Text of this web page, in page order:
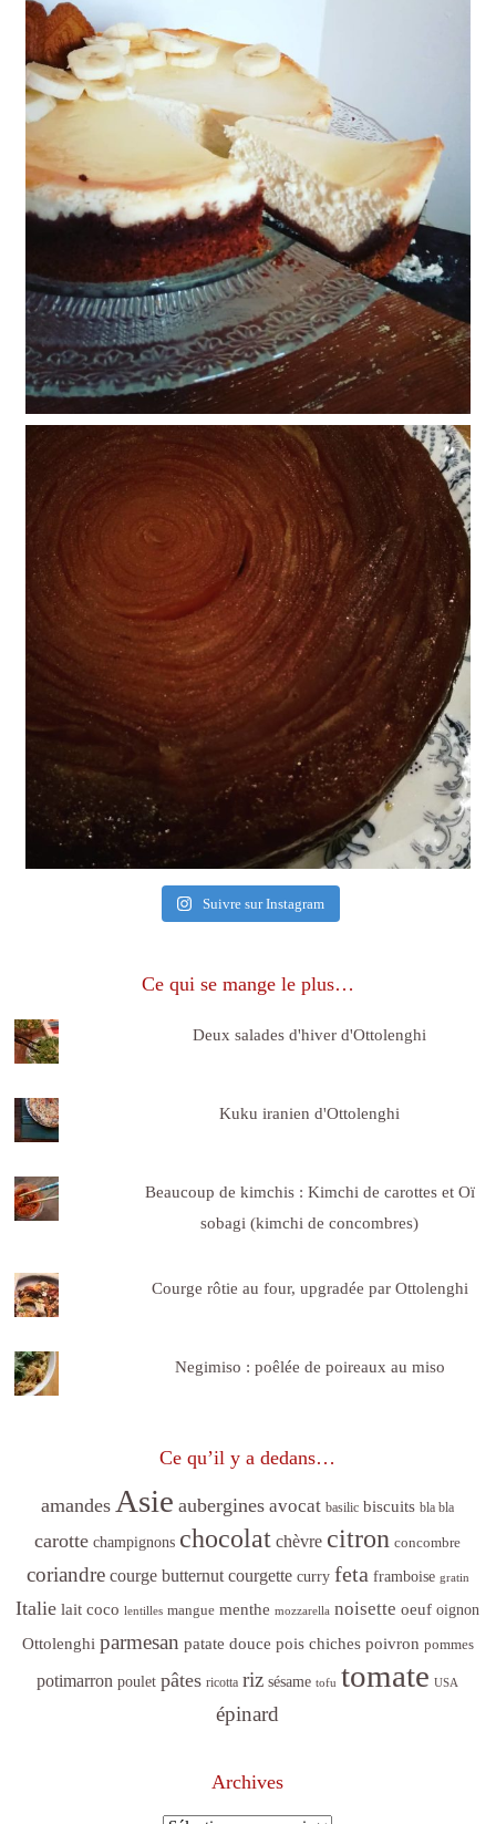
Suivre sur Instagram
Ce qui se mange le plus…
Deux salades d'hiver d'Ottolenghi
Kuku iranien d'Ottolenghi
Beaucoup de kimchis : Kimchi de carottes et Oï
sobagi (kimchi de concombres)
Courge rôtie au four, upgradée par Ottolenghi
Negimiso : poêlée de poireaux au miso
Ce qu’il y a dedans…
amandes Asie aubergines avocat basilic biscuits bla bla
carotte champignons chocolat chèvre citron concombre
coriandre courge butternut courgette curry feta framboise gratin
Italie lait coco lentilles mangue menthe mozzarella noisette oeuf oignon
Ottolenghi parmesan patate douce pois chiches poivron pommes
potimarron poulet pâtes ricotta riz sésame tofu tomate USA
épinard
Archives